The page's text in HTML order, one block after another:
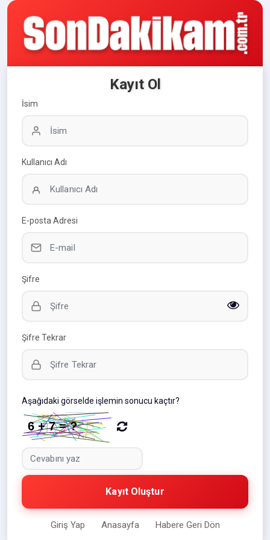
Kayıt Ol
İsim
Kullanıcı Adı
E-posta Adresi
Şifre
Şifre Tekrar
Aşağıdaki görselde işlemin sonucu kaçtır?
Kayıt Oluştur
Giriş Yap Anasayfa Habere Geri Dön